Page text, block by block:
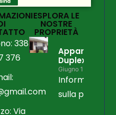
338
376
Via
ESPLORA LE
NOSTRE
PROPRIETÀ
Duplex
Giugno 15, 2026
Informazioni
sulla